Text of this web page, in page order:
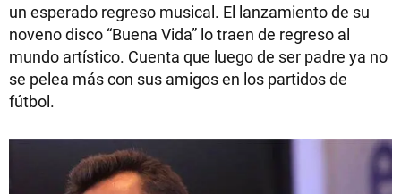
un esperado regreso musical. El lanzamiento de su
noveno disco “Buena Vida” lo traen de regreso al
mundo artístico. Cuenta que luego de ser padre ya no
se pelea más con sus amigos en los partidos de
fútbol.